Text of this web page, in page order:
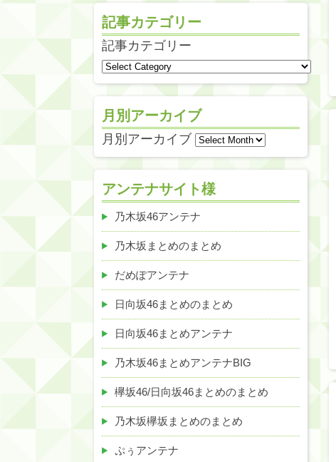
記事カテゴリー
記事カテゴリー
月別アーカイブ
月別アーカイブ
アンテナサイト様
乃木坂46アンテナ
乃木坂まとめのまとめ
だめぽアンテナ
日向坂46まとめのまとめ
日向坂46まとめアンテナ
乃木坂46まとめアンテナBIG
欅坂46/日向坂46まとめのまとめ
乃木坂欅坂まとめのまとめ
ぷぅアンテナ